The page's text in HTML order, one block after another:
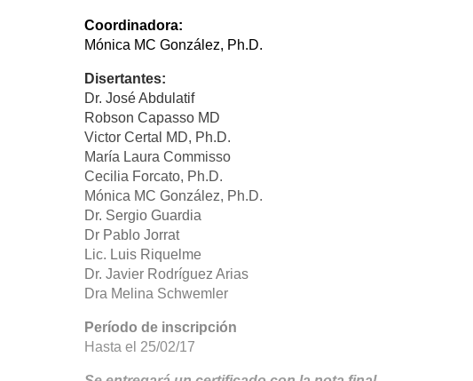
Coordinadora:
Mónica MC González, Ph.D.
Disertantes:
Dr. José Abdulatif
Robson Capasso MD
Victor Certal MD, Ph.D.
María Laura Commisso
Cecilia Forcato, Ph.D.
Mónica MC González, Ph.D.
Dr. Sergio Guardia
Dr Pablo Jorrat
Lic. Luis Riquelme
Dr. Javier Rodríguez Arias
Dra Melina Schwemler
Período de inscripción
Hasta el 25/02/17